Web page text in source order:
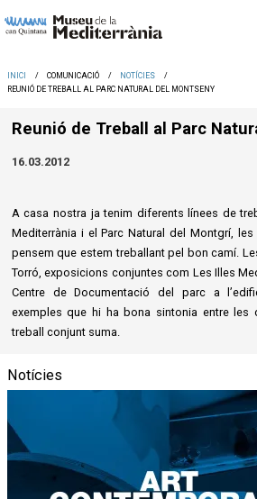
INICI COMUNICACIÓ
NOTÍCIES
REUNIÓ DE TREBALL AL PARC NATURAL DEL MONTSENY
Reunió de Treball al Parc
16.03.2012
A casa nostra ja tenim diferents línees de
Mediterrània i el Parc Natural del Montgrí,
pensem que estem treballant pel bon camí.
Torró, exposicions conjuntes com Les Illes
Centre de Documentació del parc a
exemples que hi ha bona sintonia entre les
treball conjunt suma.
Notícies